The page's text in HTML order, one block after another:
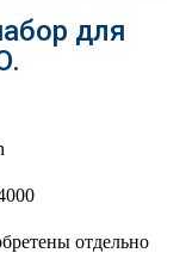
для
отдельно